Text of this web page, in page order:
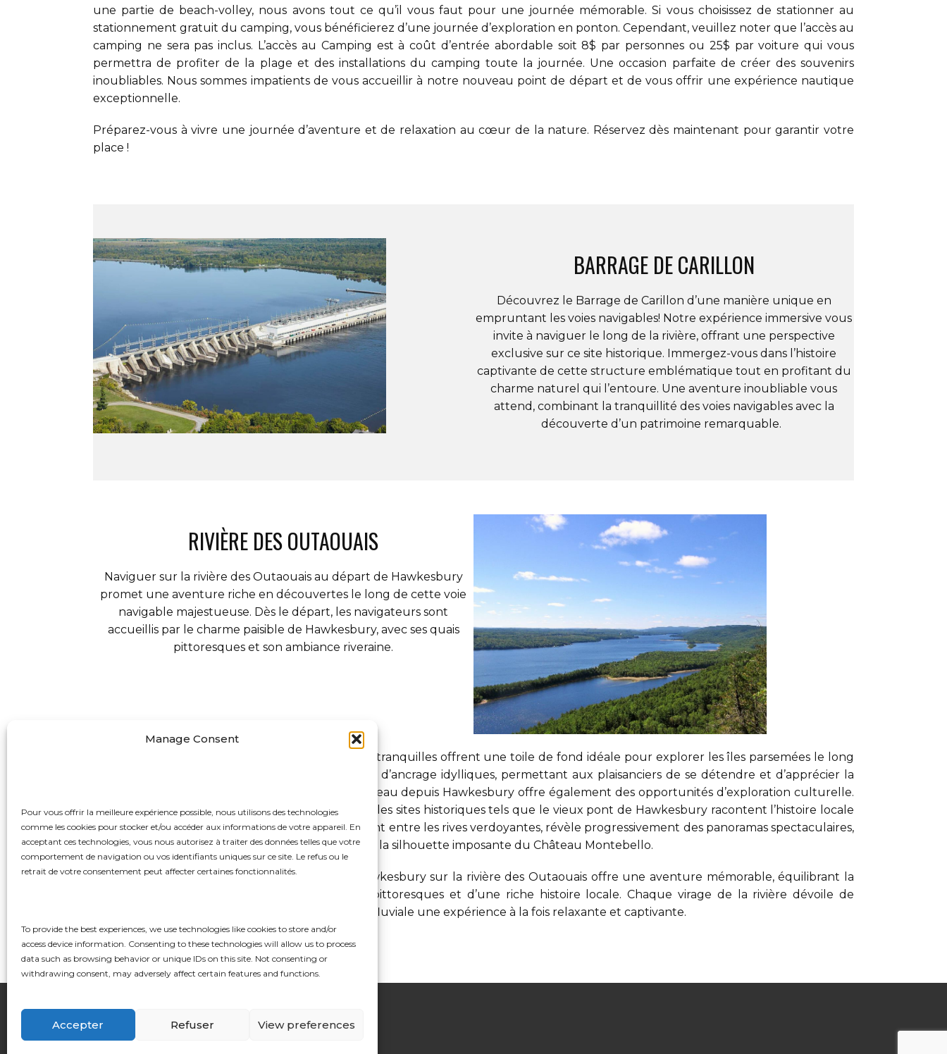
Manage Consent
Pour vous offrir la meilleure expérience possible, nous utilisons des technologies
comme les cookies pour stocker et/ou accéder aux informations de votre appareil. En
acceptant ces technologies, vous nous autorisez à traiter des données telles que votre
comportement de navigation ou vos identifiants uniques sur ce site. Le refus ou le
retrait de votre consentement peut affecter certaines fonctionnalités.
To provide the best experiences, we use technologies like cookies to store and/or
access device information. Consenting to these technologies will allow us to process
data such as browsing behavior or unique IDs on this site. Not consenting or
withdrawing consent, may adversely affect certain features and functions.
Accepter Refuser View preferences
une partie de beach-volley, nous avons tout ce qu’il vous faut pour une journée mémorable. Si vous choisissez de stationner au
stationnement gratuit du camping, vous bénéficierez d’une journée d’exploration en ponton. Cependant, veuillez noter que l’accès au
camping ne sera pas inclus. L’accès au Camping est à coût d’entrée abordable soit 8$ par personnes ou 25$ par voiture qui vous
permettra de profiter de la plage et des installations du camping toute la journée. Une occasion parfaite de créer des souvenirs
inoubliables. Nous sommes impatients de vous accueillir à notre nouveau point de départ et de vous offrir une expérience nautique
exceptionnelle.
Préparez-vous à vivre une journée d’aventure et de relaxation au cœur de la nature. Réservez dès maintenant pour garantir votre
place !
BARRAGE DE CARILLON
Découvrez le Barrage de Carillon d’une manière unique en
empruntant les voies navigables! Notre expérience immersive vous
invite à naviguer le long de la rivière, offrant une perspective
exclusive sur ce site historique. Immergez-vous dans l’histoire
captivante de cette structure emblématique tout en profitant du
charme naturel qui l’entoure. Une aventure inoubliable vous
attend, combinant la tranquillité des voies navigables avec la
découverte d’un patrimoine remarquable.
RIVIÈRE DES OUTAOUAIS
Naviguer sur la rivière des Outaouaisau départ de Hawkesbury
promet une aventure riche en découvertes le long de cette voie
navigable majestueuse. Dès le départ, les navigateurs sont
accueillis par le charme paisible de Hawkesbury, avec ses quais
pittoresques et son ambiance riveraine.
En suivant le cours sinueux de la rivière, les eaux tranquilles offrent une toile de fond idéale pour explorer les îles parsemées le long
du parcours. Ces îles peuvent devenir des points d’ancrage idylliques, permettant aux plaisanciers de se détendre et d’apprécier la
beauté naturelle environnante. Le voyage en bateau depuis Hawkesbury offre également des opportunités d’exploration culturelle.
Les petits villages riverains, les marinas animées et les sites historiques tels que le vieux pont de Hawkesburyracontent l’histoire locale
de la région. La rivière des Outaouais, en serpentant entre les rives verdoyantes, révèle progressivement des panoramas spectaculaires,
y compris la vue sur les collines desLaurentides et la silhouette imposante du Château Montebello.
En résumé, une excursion en bateau depuis Hawkesbury sur la rivière des Outaouais offre une aventure mémorable, équilibrant la
sérénité des eaux avec la découverte de sites pittoresques et d’une riche histoire locale. Chaque virage de la rivière dévoile de
nouvelles perspectives, faisant de cette aventure fluviale une expérience à la fois relaxante et captivante.